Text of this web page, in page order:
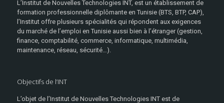
L’Institut de Nouvelles Technologies INT, est un établissement de
formation professionnelle diplômante en Tunisie (BTS, BTP, CAP),
l’Institut offre plusieurs spécialités qui répondent aux exigences
du marché de l’emploi en Tunisie aussi bien à l’étranger (gestion,
finance, comptabilité, commerce, informatique, multimédia,
maintenance, réseau, sécurité…).
Objectifs de l’INT
L’objet de l’Institut de Nouvelles Technologies INT est de